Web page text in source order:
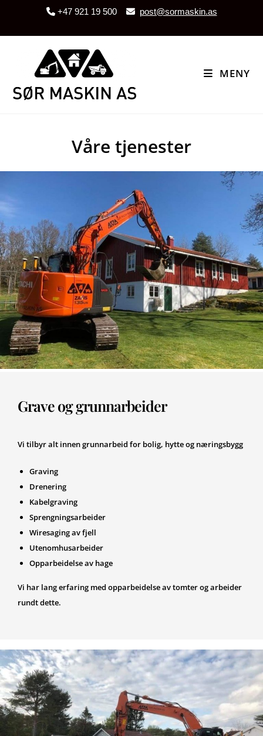
+47 921 19 500 post@sormaskin.as
MENY
Våre tjenester
Grave og grunnarbeider
Vi tilbyr alt innen grunnarbeid for bolig, hytte og næringsbygg
Graving
Drenering
Kabelgraving
Sprengningsarbeider
Wiresaging av fjell
Utenomhusarbeider
Opparbeidelse av hage
Vi har lang erfaring med opparbeidelse av tomter og arbeider
rundt dette.